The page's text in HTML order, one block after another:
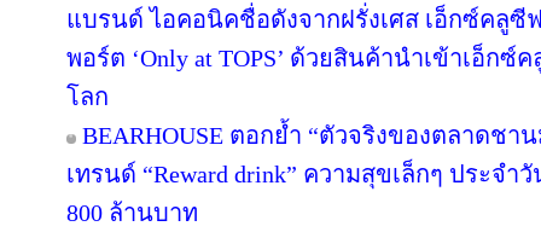
แบรนด์ ไอคอนิคชื่อดังจากฝรั่งเศส เอ็กซ์คลูซี
พอร์ต ‘Only at TOPS’ ด้วยสินค้านำเข้าเอ็ก
โลก
BEARHOUSE ตอกย้ำ “ตัวจริงของตลาดชา
เทรนด์ “Reward drink” ความสุขเล็กๆ ประจำ
800 ล้านบาท